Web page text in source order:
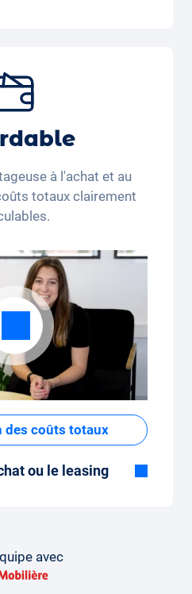
ou plusieurs années.
mensuel flexible
ou beaucoup de
être ajusté
l'application.
à l'achat et au
totaux clairement
des coûts totaux
ou le leasing
ou à l'achat d'une
avec